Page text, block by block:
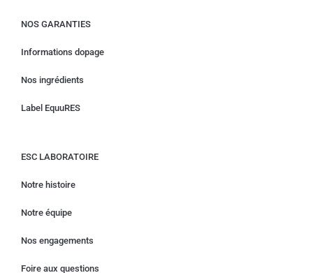
NOS GARANTIES
Informations dopage
Nos ingrédients
Label EquuRES
ESC LABORATOIRE
Notre histoire
Notre équipe
Nos engagements
Foire aux questions